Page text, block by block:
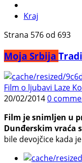
Kraj
Strana 576 od 693
Moja Srbija
Film o ljubavi Laze
20/02/20140
Film je snimljen u
Dunđerskim vraća
bile devojčice kada